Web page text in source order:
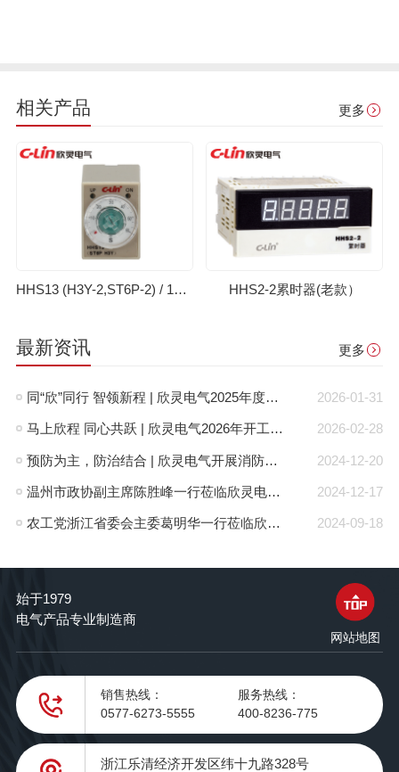
相关产品 更多
HHS13 (H3Y-2,ST6P-2) / 13-1 (H3Y-4,ST6P-4)时间继电器(老款） HHS2-2累时器(老款）
最新资讯 更多
2026-01-31
同“欣”同行 智领新程 | 欣灵电气2025年度表彰总结大会暨新年酒会成功举办！
2026-02-28
马上欣程 同心共跃 | 欣灵电气2026年开工大吉！
2024-12-20
预防为主，防治结合 | 欣灵电气开展消防应急预案演练活动
2024-12-17
温州市政协副主席陈胜峰一行莅临欣灵电气调研指导
2024-09-18
农工党浙江省委会主委葛明华一行莅临欣灵电气考察调研
始于1979
电气产品专业制造商
网站地图
销售热线：
0577-6273-5555
服务热线：
400-8236-775
浙江乐清经济开发区纬十九路328号